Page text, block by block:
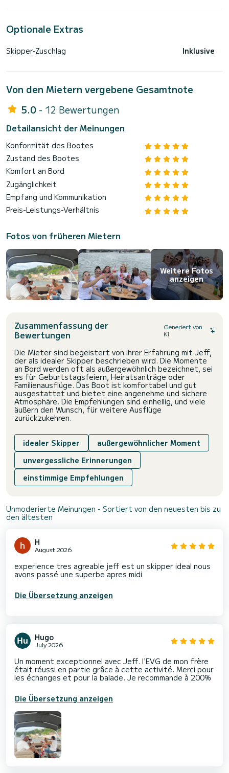
Optionale Extras
Skipper-Zuschlag Inklusive
Von den Mietern vergebene Gesamtnote
5.0 - 12 Bewertungen
Detailansicht der Meinungen
Konformität des Bootes
Zustand des Bootes
Komfort an Bord
Zugänglichkeit
Empfang und Kommunikation
Preis-Leistungs-Verhältnis
Fotos von früheren Mietern
Weitere Fotos
anzeigen
Zusammenfassung der
Bewertungen
Generiert von
KI
Die Mieter sind begeistert von ihrer Erfahrung mit Jeff,
der als idealer Skipper beschrieben wird. Die Momente
an Bord werden oft als außergewöhnlich bezeichnet, sei
es für Geburtstagsfeiern, Heiratsanträge oder
Familienausflüge. Das Boot ist komfortabel und gut
ausgestattet und bietet eine angenehme und sichere
Atmosphäre. Die Empfehlungen sind einhellig, und viele
äußern den Wunsch, für weitere Ausflüge
zurückzukehren.
idealer Skipper
außergewöhnlicher Moment
unvergessliche Erinnerungen
einstimmige Empfehlungen
Unmoderierte Meinungen - Sortiert von den neuesten bis zu
den ältesten
H
August 2026
experience tres agreable jeff est un skipper ideal nous
avons passé une superbe apres midi
Die Übersetzung anzeigen
Hugo
July 2026
Un moment exceptionnel avec Jeff. l'EVG de mon frère
était réussi en partie grâce à cette activité. Merci pour
les échanges et pour la balade. Je recommande à 200%
Die Übersetzung anzeigen